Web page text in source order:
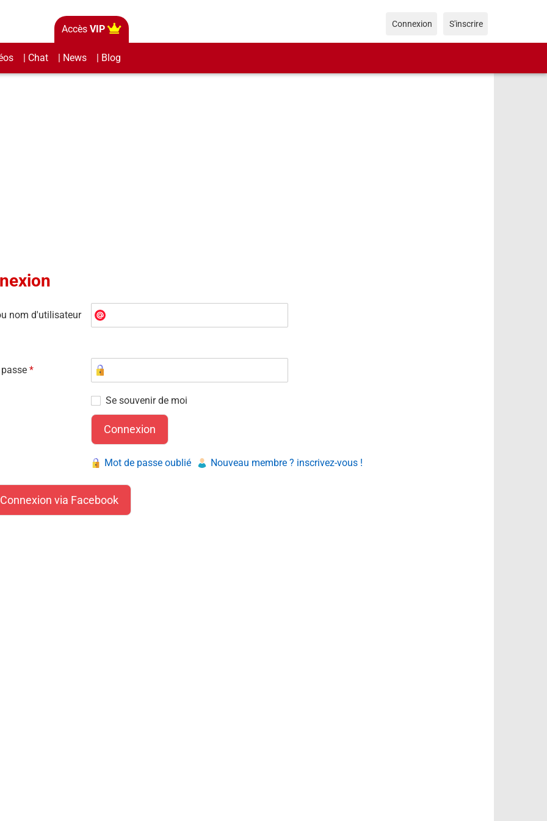
Accès VIP
| Chat | News | Blog
Connexion S'inscrire
nom d'utilisateur
*
Se souvenir de moi
Mot de passe oublié Nouveau membre ? inscrivez-vous !
Connexion via Facebook